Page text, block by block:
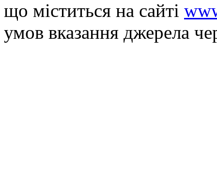
що мiститься на сайті
умов вказання джерела